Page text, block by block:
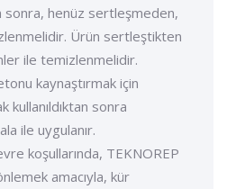
sonra, henüz sertleşmeden,
Ürün sertleştikten
ile temizlenmelidir.
kaynaştırmak için
kullanıldıktan sonra
ile uygulanır.
koşullarında, TEKNOREP
amacıyla, kür